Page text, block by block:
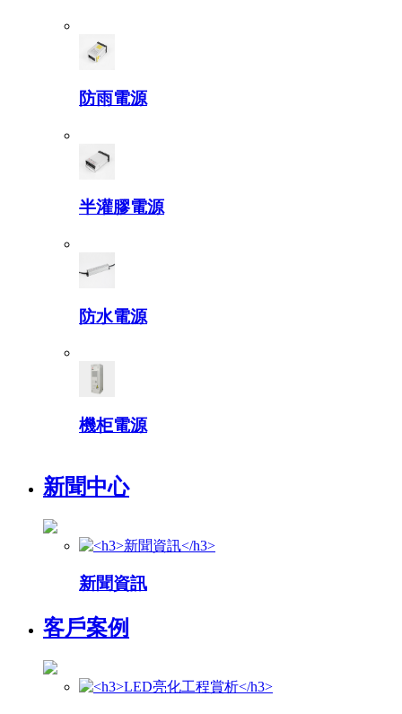
防雨電源
半灌膠電源
防水電源
機柜電源
新聞中心
新聞資訊
客戶案例